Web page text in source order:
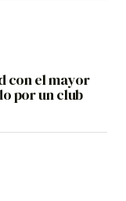
con el mayor
por un club